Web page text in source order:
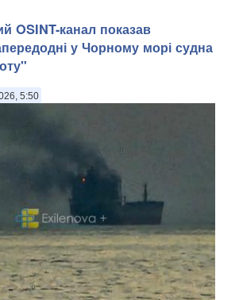
OSINT-канал показав
у Чорному морі судна
5:50